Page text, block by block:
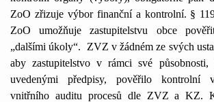
ZoO zřizuje výbor finanční a kontrolní. §
ZoO umožňuje zastupitelstvu obce
„dalšími úkoly“.
ZVZ v žádném ze svých
aby zastupitelstvo v rámci své
uvedenými předpisy, pověřilo kontrolní
vnitřního auditu procesů dle ZVZ a KZ.